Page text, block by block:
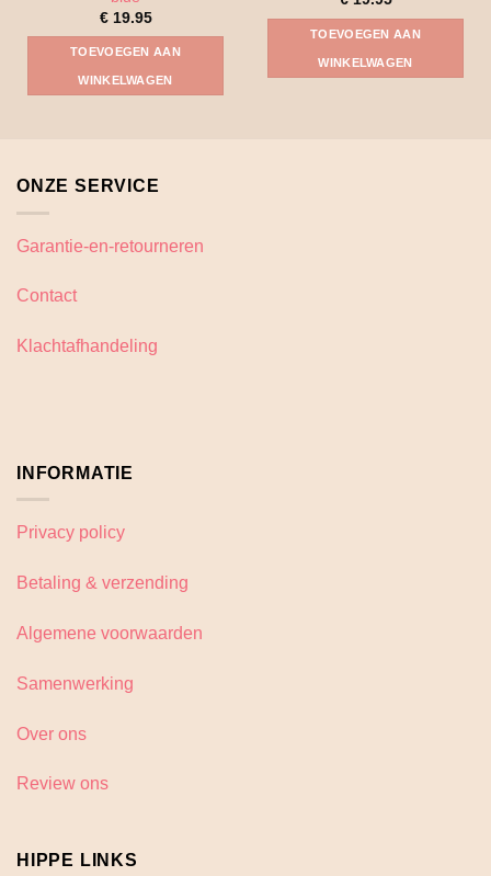
€19.95
TOEVOEGEN AAN
WINKELWAGEN
TOEVOEGEN AAN
WINKELWAGEN
ONZE SERVICE
Garantie-en-retourneren
Contact
Klachtafhandeling
INFORMATIE
Privacy policy
Betaling & verzending
Algemene voorwaarden
Samenwerking
Over ons
Review ons
HIPPE LINKS